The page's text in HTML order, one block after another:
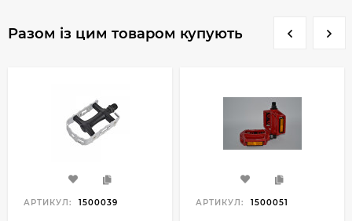
Разом із цим товаром купують
АРТИКУЛ: 1500039 АРТИКУЛ: 1500051